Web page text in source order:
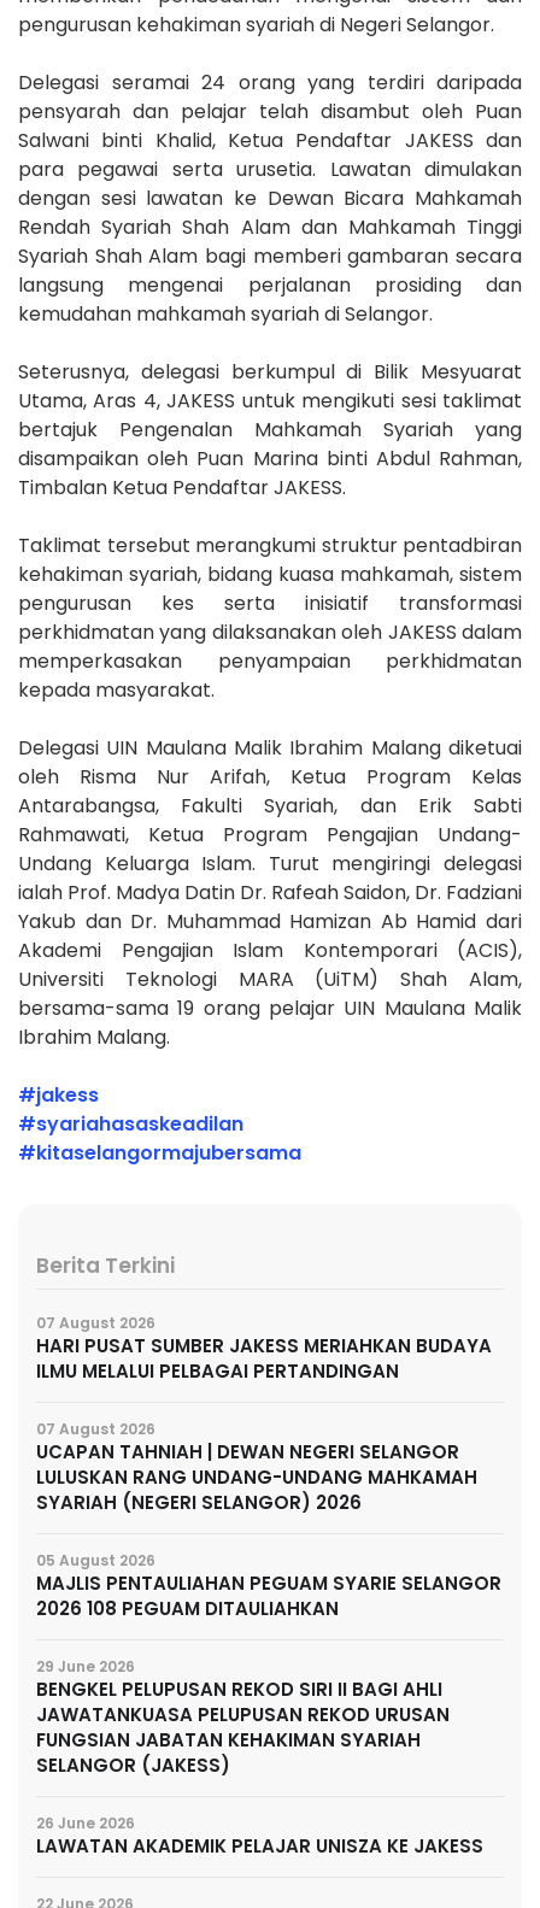
pengurusan kehakiman syariah di Negeri Selangor.
Delegasi seramai 24 orang yang terdiri daripada
pensyarah dan pelajar telah disambut oleh Puan
Salwani binti Khalid, Ketua Pendaftar JAKESS dan
para pegawai serta urusetia. Lawatan dimulakan
dengan sesi lawatan ke Dewan Bicara Mahkamah
Rendah Syariah Shah Alam dan Mahkamah Tinggi
Syariah Shah Alam bagi memberi gambaran secara
langsung mengenai perjalanan prosiding dan
kemudahan mahkamah syariah di Selangor.
Seterusnya, delegasi berkumpul di Bilik Mesyuarat
Utama, Aras 4, JAKESS untuk mengikuti sesi taklimat
bertajuk Pengenalan Mahkamah Syariah yang
disampaikan oleh Puan Marina binti Abdul Rahman,
Timbalan Ketua Pendaftar JAKESS.
Taklimat tersebut merangkumi struktur pentadbiran
kehakiman syariah, bidang kuasa mahkamah, sistem
pengurusan kes serta inisiatif transformasi
perkhidmatan yang dilaksanakan oleh JAKESS dalam
memperkasakan penyampaian perkhidmatan
kepada masyarakat.
Delegasi UIN Maulana Malik Ibrahim Malang diketuai
oleh Risma Nur Arifah, Ketua Program Kelas
Antarabangsa, Fakulti Syariah, dan Erik Sabti
Rahmawati, Ketua Program Pengajian Undang-
Undang Keluarga Islam. Turut mengiringi delegasi
ialah Prof. Madya Datin Dr. Rafeah Saidon, Dr. Fadziani
Yakub dan Dr. Muhammad Hamizan Ab Hamid dari
Akademi Pengajian Islam Kontemporari (ACIS),
Universiti Teknologi MARA (UiTM) Shah Alam,
bersama-sama 19 orang pelajar UIN Maulana Malik
Ibrahim Malang.
#jakess
#syariahasaskeadilan
#kitaselangormajubersama
Berita Terkini
07 August 2026
HARI PUSAT SUMBER JAKESS MERIAHKAN BUDAYA
ILMU MELALUI PELBAGAI PERTANDINGAN
07 August 2026
UCAPAN TAHNIAH | DEWAN NEGERI SELANGOR
LULUSKAN RANG UNDANG-UNDANG MAHKAMAH
SYARIAH (NEGERI SELANGOR) 2026
05 August 2026
MAJLIS PENTAULIAHAN PEGUAM SYARIE SELANGOR
2026 108 PEGUAM DITAULIAHKAN
29 June 2026
BENGKEL PELUPUSAN REKOD SIRI II BAGI AHLI
JAWATANKUASA PELUPUSAN REKOD URUSAN
FUNGSIAN JABATAN KEHAKIMAN SYARIAH
SELANGOR (JAKESS)
26 June 2026
LAWATAN AKADEMIK PELAJAR UNISZA KE JAKESS